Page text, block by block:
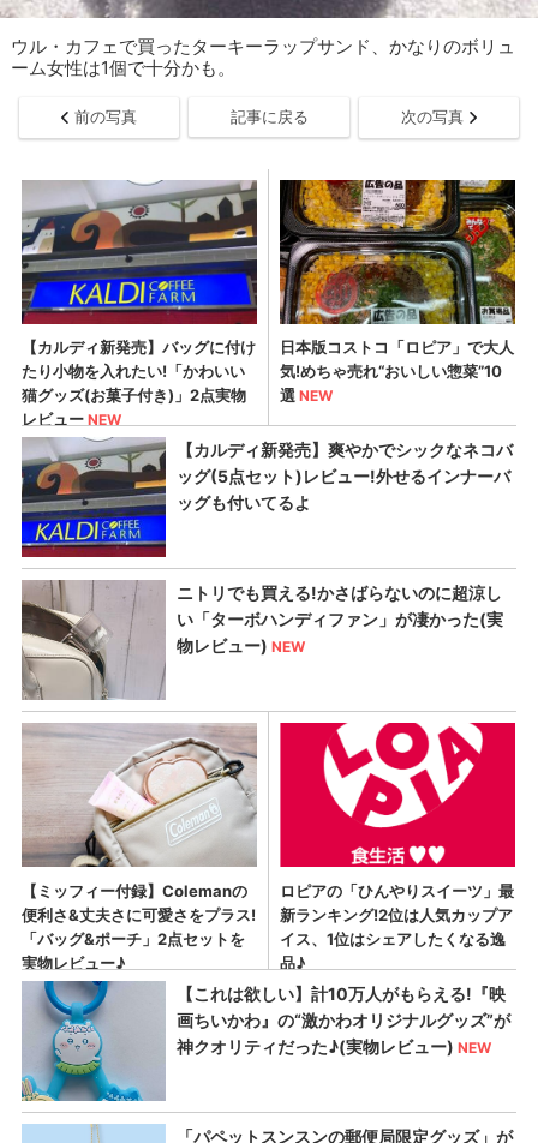
ウル・カフェで買ったターキーラップサンド、かなりのボリュ
ーム女性は1個で十分かも。
前の写真 記事に戻る 次の写真